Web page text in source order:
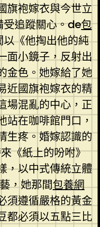
旗袍嫁衣與今世立
追蹤關心。de包
《他掏出他的純
面小鏡子，反射出
金色。她嫁給了她
近國旗袍嫁衣的精
場混亂的中心，正
站在咖啡館門口，
生疼。婚嫁認識的
《紙上的吩咐》
，以中式傳統立體
，她那間包養網
須遵循嚴格的黃金
都必須以五點三比